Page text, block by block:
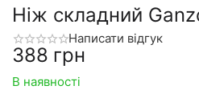
Ніж складний
Написати відгук
‍388‍ грн
В наявності